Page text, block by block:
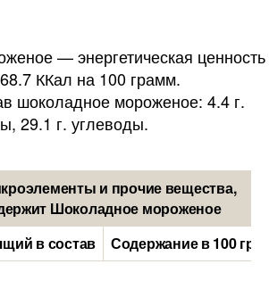
— энергетическая ценность
ККал на 100 грамм.
шоколадное мороженое: 4.4 г.
29.1 г. углеводы.
и прочие вещества,
Шоколадное мороженое
в состав
Содержание в 100